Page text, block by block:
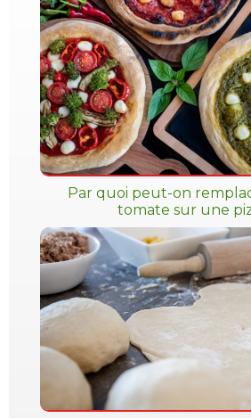
Par quoi peut-on
tomate sur une